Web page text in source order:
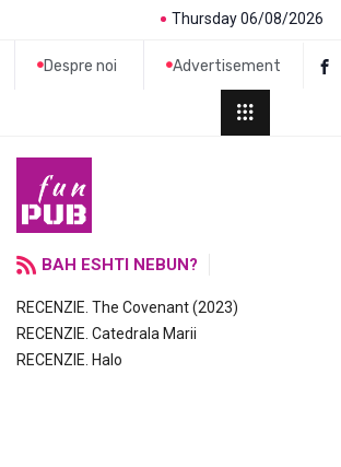
Thursday 06/08/2026
Despre noi Advertisement
BAH ESHTI NEBUN?
RECENZIE. The Covenant (2023)
RECENZIE. Catedrala Marii
RECENZIE. Halo